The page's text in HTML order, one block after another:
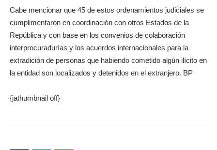
Cabe mencionar que 45 de estos ordenamientos judiciales se
cumplimentaron en coordinación con otros Estados de la
República y con base en los convenios de colaboración
interprocuradurías y los acuerdos internacionales para la
extradición de personas que habiendo cometido algún ilícito en
la entidad son localizados y detenidos en el extranjero. BP
{jathumbnail off}